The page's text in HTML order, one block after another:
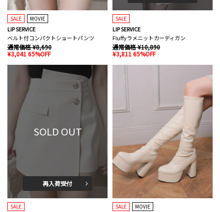
SALE MOVIE
LIP SERVICE
ベルト付コンパクトショートパンツ
通常価格 ¥8,690
¥3,041 65%OFF
SALE
LIP SERVICE
Fluffyラメニットカーディガン
通常価格 ¥10,890
¥3,811 65%OFF
SOLD OUT
再入荷受付
SALE SALE MOVIE